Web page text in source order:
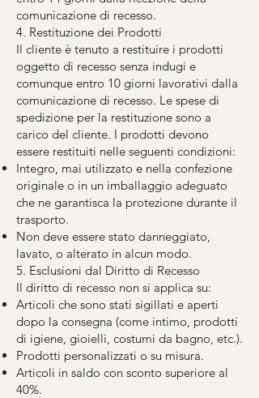
comunicazione di recesso.
4. Restituzione dei Prodotti
Il cliente è tenuto a restituire i prodotti
oggetto di recesso senza indugi e
comunque entro 10 giorni lavorativi dalla
comunicazione di recesso. Le spese di
spedizione per la restituzione sono a
carico del cliente. I prodotti devono
essere restituiti nelle seguenti condizioni:
Integro, mai utilizzato e nella confezione
originale o in un imballaggio adeguato
che ne garantisca la protezione durante il
trasporto.
Non deve essere stato danneggiato,
lavato, o alterato in alcun modo.
5. Esclusioni dal Diritto di Recesso
Il diritto di recesso non si applica su:
Articoli che sono stati sigillati e aperti
dopo la consegna (come intimo, prodotti
di igiene, gioielli, costumi da bagno, etc.).
Prodotti personalizzati o su misura.
Articoli in saldo con sconto superiore al
40%.